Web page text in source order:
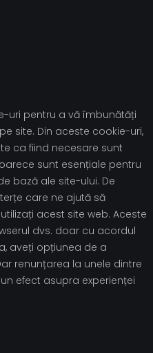
uri pentru a vă îmbunătăți
site. Din aceste cookie-uri,
ca fiind necesare sunt
sunt esențiale pentru
bază ale site-ului. De
care ne ajută să
acest site web. Aceste
dvs. doar cu acordul
aveți opțiunea de a
renunțarea la unele dintre
efect asupra experienței